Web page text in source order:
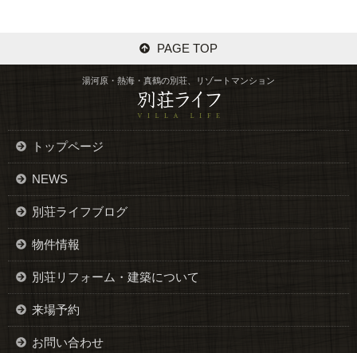
PAGE TOP
湯河原・熱海・真鶴の別荘、リゾートマンション
トップページ
NEWS
別荘ライフブログ
物件情報
別荘リフォーム・建築について
来場予約
お問い合わせ